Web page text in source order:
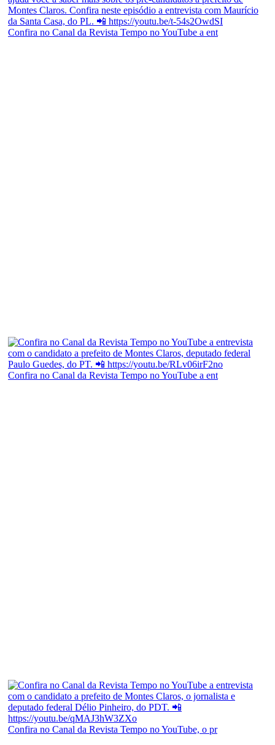
Confira no Canal da Revista Tempo no YouTube a ent
Confira no Canal da Revista Tempo no YouTube a ent
Confira no Canal da Revista Tempo no YouTube, o pr